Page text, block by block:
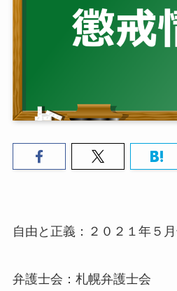
自由と正義：２０２１年５
弁護士会：札幌弁護士会